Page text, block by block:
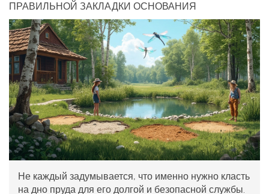
ПРАВИЛЬНОЙ ЗАКЛАДКИ ОСНОВАНИЯ
Не каждый задумывается, что именно нужно класть
на дно пруда для его долгой и безопасной службы.